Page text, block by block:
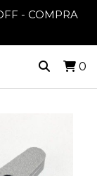
- COMPRA
0